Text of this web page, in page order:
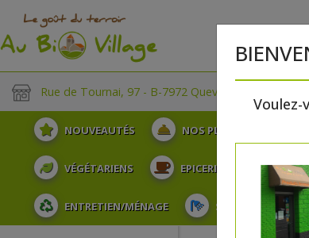
Rue de Tournai, 97 - B-7972 Quevaucamps
NOUVEAUTÉS NOS PLATEAUX
VÉGÉTARIENS EPICERIE PLATS
ENTRETIEN/MÉNAGE SOINS ET
Voulez-